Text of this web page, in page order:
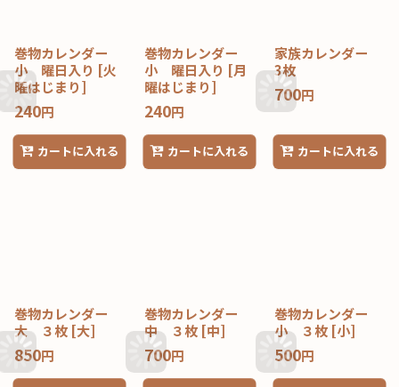
巻物カレンダー
小 曜日入り [火
曜はじまり]
240円
カートに入れる
巻物カレンダー
小 曜日入り [月
曜はじまり]
240円
カートに入れる
家族カレンダー
3枚
700円
カートに入れる
巻物カレンダー
大 ３枚 [大]
850円
巻物カレンダー
中 ３枚 [中]
700円
巻物カレンダー
小 ３枚 [小]
500円